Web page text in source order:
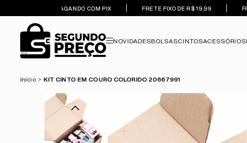
5% OFF PAGANDO COM PIX FRETE FIXO DE R$ 19,99
NOVIDADESBOLSASCINTOSACESSÓRIOS
Início KIT CINTO EM COURO COLORIDO 20667991